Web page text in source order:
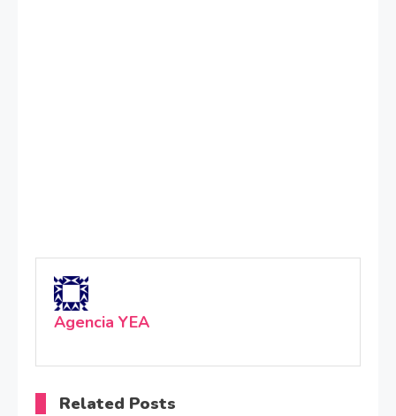
Agencia YEA
Related Posts